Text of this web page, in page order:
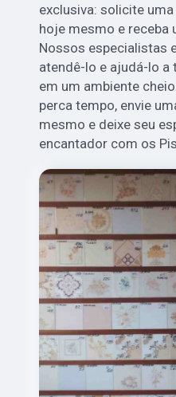
exclusiva: solicite
hoje mesmo e receba
Nossos especialistas
atendê-lo e ajudá-lo
em um ambiente
perca tempo, envie
mesmo e deixe seu
encantador com os